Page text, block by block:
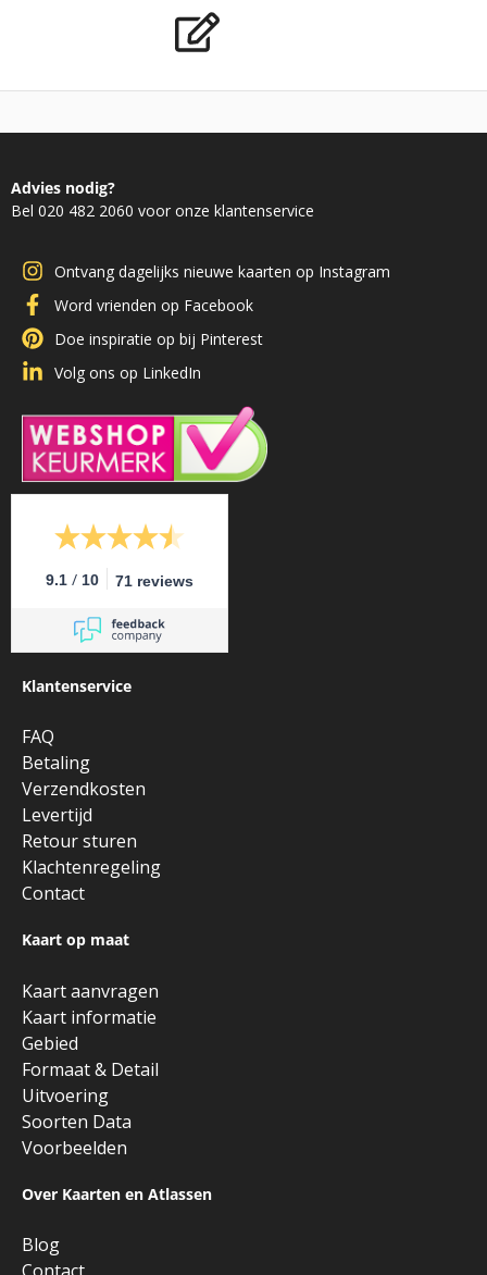
Advies nodig?
Bel 020 482 2060 voor onze klantenservice
Ontvang dagelijks nieuwe kaarten op Instagram
Word vrienden op Facebook
Doe inspiratie op bij Pinterest
Volg ons op LinkedIn
9.1 / 10 71 reviews
Klantenservice
FAQ
Betaling
Verzendkosten
Levertijd
Retour sturen
Klachtenregeling
Contact
Kaart op maat
Kaart aanvragen
Kaart informatie
Gebied
Formaat & Detail
Uitvoering
Soorten Data
Voorbeelden
Over Kaarten en Atlassen
Blog